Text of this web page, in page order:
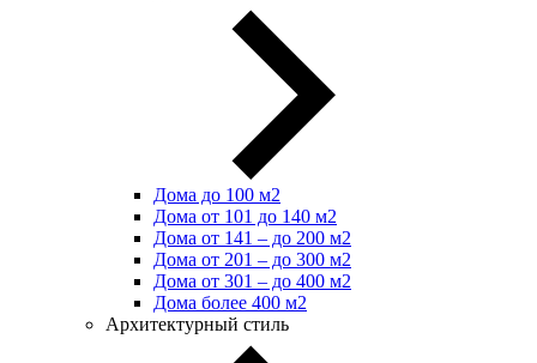
Дома до 100 м2
Дома от 101 до 140 м2
Дома от 141 – до 200 м2
Дома от 201 – до 300 м2
Дома от 301 – до 400 м2
Дома более 400 м2
Архитектурный стиль